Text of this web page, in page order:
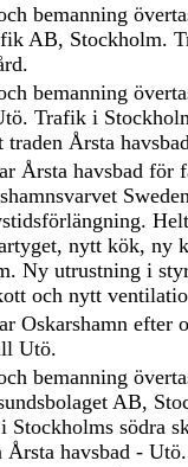
bemanning
AB, Stockholm.
bemanning
Trafik i
traden Årsta
Årsta havsbad för
nytt kök, ny
Ny utrustning i
och nytt
Oskarshamn efter
Utö.
bemanning
AB,
Stockholms södra
Årsta havsbad - Utö.